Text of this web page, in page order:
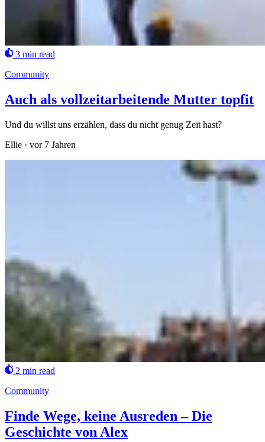
3 min read
Community
Auch als vollzeitarbeitende Mutter topfit
Und du willst uns erzählen, dass du nicht genug Zeit hast?
Ellie · vor 7 Jahren
2 min read
Community
Finde Wege, keine Ausreden – Die
Geschichte von Alex